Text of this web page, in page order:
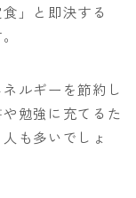
」と即決する
ルギーを節約し
勉強に充てるた
も多いでしょ